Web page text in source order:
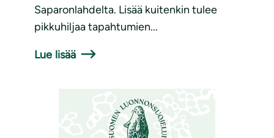
Saparonlahdelta. Lisää kuitenkin tulee
pikkuhiljaa tapahtumien...
Lue lisää